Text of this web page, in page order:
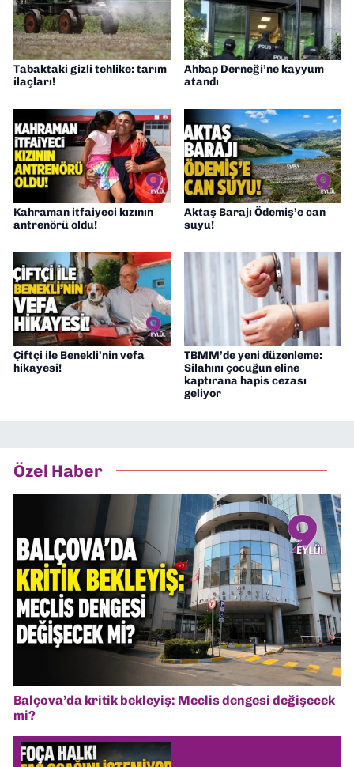
Tabaktaki gizli tehlike: tarım
ilaçları!
Ahbap Derneği’ne kayyum
atandı
Kahraman itfaiyeci kızının
antrenörü oldu!
Aktaş Barajı Ödemiş’e can
suyu!
Çiftçi ile Benekli’nin vefa
hikayesi!
TBMM’de yeni düzenleme:
Silahını çocuğun eline
kaptırana hapis cezası
geliyor
Özel Haber
Balçova’da kritik bekleyiş: Meclis dengesi değişecek
mi?